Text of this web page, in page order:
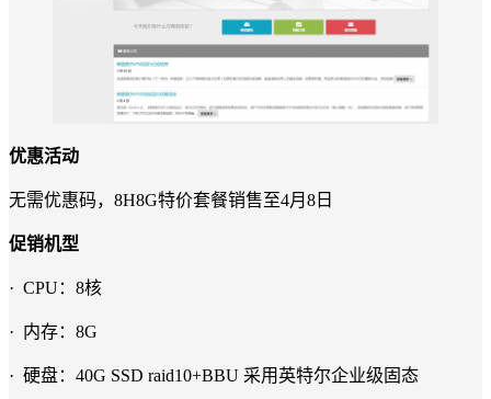
优惠活动
无需优惠码，8H8G特价套餐销售至4月8日
促销机型
· CPU：8核
· 内存：8G
· 硬盘：40G SSD raid10+BBU 采用英特尔企业级固态